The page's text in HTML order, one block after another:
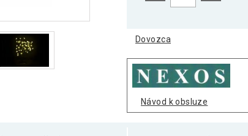
Dovozca
Návod k obsluze